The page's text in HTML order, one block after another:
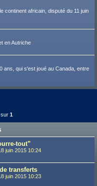
continent africain, disputé du 11 juin
en Autriche
ans, qui s'est joué au Canada, entre
sur 1
tout”
juin 2015 10:24
transferts
juin 2015 10:23